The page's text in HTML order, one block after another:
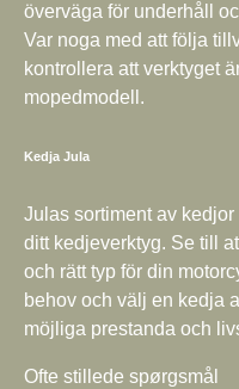
överväga för underhåll
Var noga med att följa
kontrollera att verktyget
mopedmodell.
Kedja Jula
Julas sortiment av kedjor
ditt kedjeverktyg. Se till
och rätt typ för din
behov och välj en kedja
möjliga prestanda och
Ofte stillede spørgsmål